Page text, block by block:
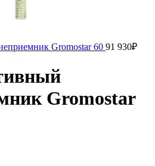
Gromostar 60 91 930₽
Gromostar